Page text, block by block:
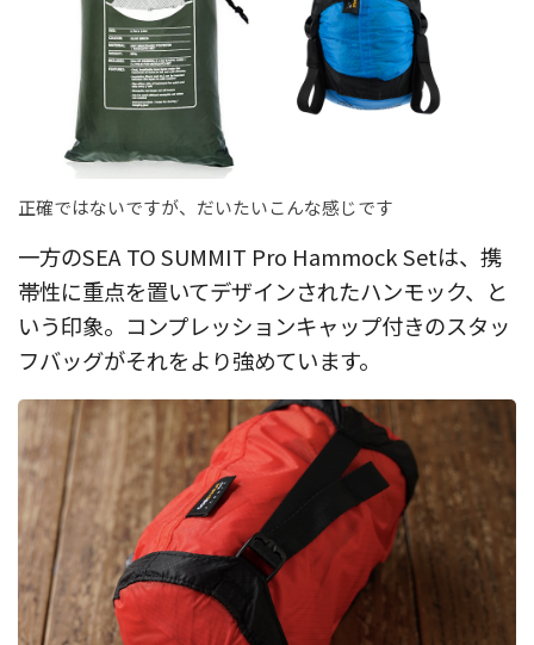
正確ではないですが、だいたいこんな感じです
一方のSEA TO SUMMIT Pro Hammock Setは、携
帯性に重点を置いてデザインされたハンモック、と
いう印象。コンプレッションキャップ付きのスタッ
フバッグがそれをより強めています。